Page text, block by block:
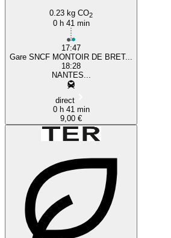
0.23 kg CO2
0 h 41 min
17:47
Gare SNCF MONTOIR DE BRET...
18:28
NANTES...
direct
0 h 41 min
9,00 €